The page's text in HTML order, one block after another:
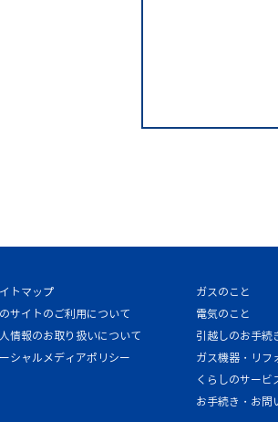
トマップ
サイトのご利用について
情報のお取り扱いについて
シャルメディアポリシー
ガスのこと
電気のこと
引越しのお手続
ガス機器・リフ
くらしのサービ
お手続き・お問